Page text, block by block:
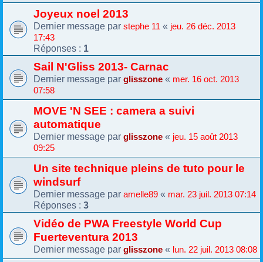
Joyeux noel 2013
Dernier message par stephe 11 « jeu. 26 déc. 2013
17:43
Réponses : 1
Sail N'Gliss 2013- Carnac
Dernier message par glisszone « mer. 16 oct. 2013
07:58
MOVE 'N SEE : camera a suivi
automatique
Dernier message par glisszone « jeu. 15 août 2013
09:25
Un site technique pleins de tuto pour le
windsurf
Dernier message par amelle89 « mar. 23 juil. 2013 07:14
Réponses : 3
Vidéo de PWA Freestyle World Cup
Fuerteventura 2013
Dernier message par glisszone « lun. 22 juil. 2013 08:08